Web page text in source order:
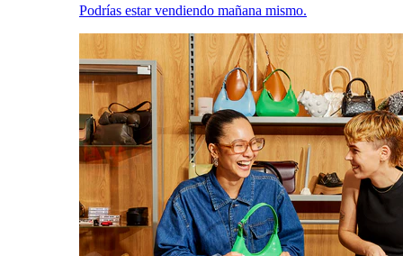
Podrías estar vendiendo mañana mismo.